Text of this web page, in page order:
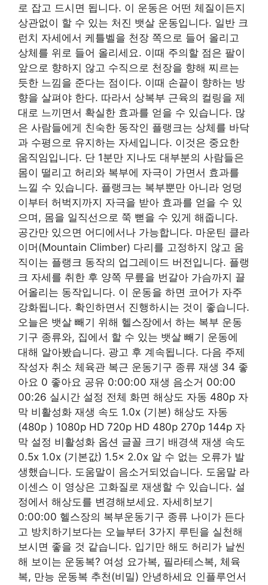
로 잡고 드시면 됩니다. 이 운동은 어떤 체질이든지
상관없이 할 수 있는 처진 뱃살 운동입니다. 일반 크
런치 자세에서 케틀벨을 천장 쪽으로 들어 올리고
상체를 위로 들어 올리세요. 이때 주의할 점은 팔이
앞으로 향하지 않고 수직으로 천장을 향해 찌르는
듯한 느낌을 준다는 점이다. 이때 손끝이 향하는 방
향을 살펴야 한다. 따라서 상복부 근육의 컬링을 제
대로 느끼면서 확실한 효과를 얻을 수 있습니다. 많
은 사람들에게 친숙한 동작인 플랭크는 상체를 바닥
과 수평으로 유지하는 자세입니다. 이것은 중요한
움직임입니다. 단 1분만 지나도 대부분의 사람들은
몸이 떨리고 허리와 복부에 자극이 가면서 효과를
느낄 수 있습니다. 플랭크는 복부뿐만 아니라 엉덩
이부터 허벅지까지 자극을 받아 효과를 얻을 수 있
으며, 몸을 일직선으로 쭉 뻗을 수 있게 해줍니다.
공간만 있으면 어디에서나 가능합니다. 마운틴 클라
이머(Mountain Climber) 다리를 고정하지 않고 움
직이는 플랭크 동작의 업그레이드 버전입니다. 플랭
크 자세를 취한 후 양쪽 무릎을 번갈아 가슴까지 끌
어올리는 동작입니다. 이 운동을 하면 코어가 자주
강화됩니다. 확인하면서 진행하시는 것이 좋습니다.
오늘은 뱃살 빼기 위해 헬스장에서 하는 복부 운동
기구 종류와, 집에서 할 수 있는 뱃살 빼기 운동에
대해 알아봤습니다. 광고 후 계속됩니다. 다음 주제
작성자 취소 체육관 복근 운동기구 종류 재생 34 좋
아요 0 좋아요 공유 0:00:00 재생 음소거 00:00
00:26 실시간 설정 전체 화면 해상도 자동 480p 자
막 비활성화 재생 속도 1.0x (기본) 해상도 자동
(480p ) 1080p HD 720p HD 480p 270p 144p 자
막 설정 비활성화 옵션 글꼴 크기 배경색 재생 속도 ​
0.5x 1.0x (기본값) 1.5x 2.0x 알 수 없는 오류가 발
생했습니다. 도움말이 음소거되었습니다. 도움말 라
이센스 이 영상은 고화질로 재생할 수 있습니다. 설
정에서 해상도를 변경해보세요. 자세히보기
0:00:00 헬스장의 복부운동기구 종류 나이가 든다
고 방치하기보다는 오늘부터 3가지 루틴을 실천해
보시면 좋을 것 같습니다. 입기만 해도 허리가 날씬
해 보이는 운동복? 여성 요가복, 필라테스복, 체육
복, 만능 운동복 추천(비밀) 안녕하세요 인플루언서